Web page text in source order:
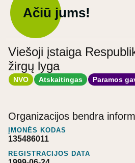
Ačiū jums!
Viešoji įstaiga
žirgų lyga
NVO Atskaitingas Paramos
Organizacijos bendra
ĮMONĖS KODAS
135486011
REGISTRACIJOS DATA